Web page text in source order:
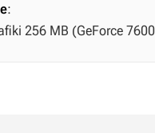
:
256 MB (GeForce